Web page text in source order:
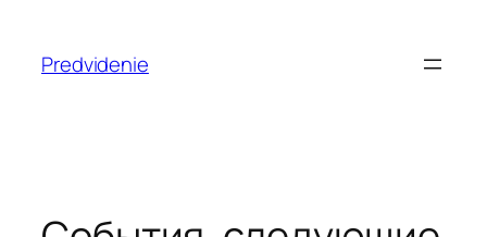
content
Predvidenie